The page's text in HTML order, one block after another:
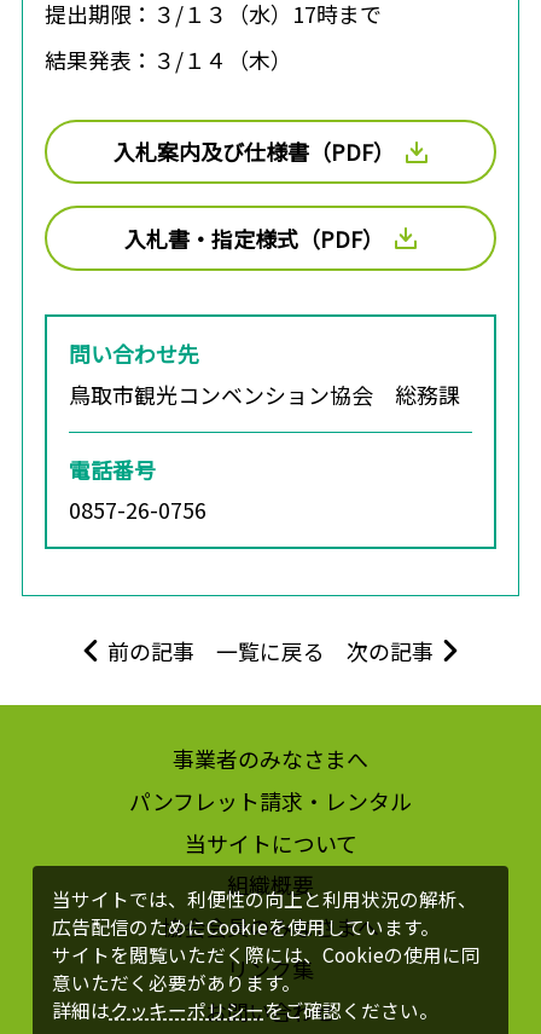
提出期限：３/１３（水）17時まで
結果発表：３/１４（木）
入札案内及び仕様書（PDF）
入札書・指定様式（PDF）
問い合わせ先
鳥取市観光コンベンション協会 総務課
電話番号
0857-26-0756
前の記事 一覧に戻る 次の記事
事業者のみなさまへ
パンフレット請求・レンタル
当サイトについて
組織概要
協会会員のみなさまへ
リンク集
お問い合わせ
当サイトでは、利便性の向上と利用状況の解析、
広告配信のためにCookieを使用しています。
サイトを閲覧いただく際には、Cookieの使用に同
意いただく必要があります。
詳細はクッキーポリシーをご確認ください。